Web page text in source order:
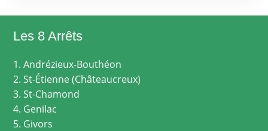
Les 8 Arrêts
1. Andrézieux-Bouthéon
2. St-Étienne (Châteaucreux)
3. St-Chamond
4. Genilac
5. Givors